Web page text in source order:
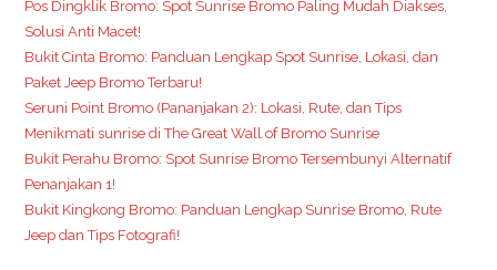
Pos Dingklik Bromo: Spot Sunrise Bromo Paling Mudah Diakses,
Solusi Anti Macet!
Bukit Cinta Bromo: Panduan Lengkap Spot Sunrise, Lokasi, dan
Paket Jeep Bromo Terbaru!
Seruni Point Bromo (Pananjakan 2): Lokasi, Rute, dan Tips
Menikmati sunrise di The Great Wall of Bromo Sunrise
Bukit Perahu Bromo: Spot Sunrise Bromo Tersembunyi Alternatif
Penanjakan 1!
Bukit Kingkong Bromo: Panduan Lengkap Sunrise Bromo, Rute
Jeep dan Tips Fotografi!